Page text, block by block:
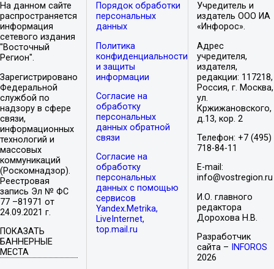
На данном сайте
распространяется
информация
сетевого издания
"Восточный
Регион".
Зарегистрировано
Федеральной
службой по
надзору в сфере
связи,
информационных
технологий и
массовых
коммуникаций
(Роскомнадзор).
Реестровая
запись Эл № ФС
77 –81971 от
24.09.2021 г.
ПОКАЗАТЬ
БАННЕРНЫЕ
МЕСТА
Порядок обработки
персональных
данных
Политика
конфиденциальности
и защиты
информации
Согласие на
обработку
персональных
данных обратной
связи
Согласие на
обработку
персональных
данных с помощью
сервисов
Yandex.Metrika,
LiveInternet,
top.mail.ru
Учредитель и
издатель ООО ИА
«Инфорос».
Адрес
учредителя,
издателя,
редакции: 117218,
Россия, г. Москва,
ул.
Кржижановского,
д.13, кор. 2
Телефон: +7 (495)
718-84-11
E-mail:
info@vostregion.ru
И.О. главного
редактора
Дорохова Н.В.
Разработчик
сайта –
INFOROS
2026